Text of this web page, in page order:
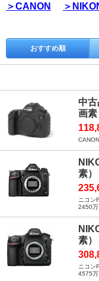
＞CANON
＞
おすすめ順
中
画素
素）
ニコン
2450万
素）
ニコン
4575万